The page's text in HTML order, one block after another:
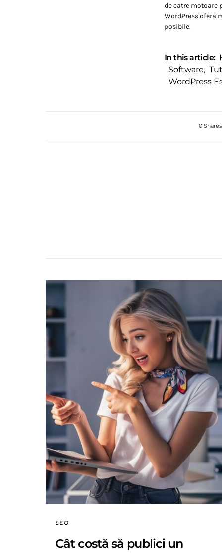
de catre motoare
WordPress ofera
posibile.
In this article:
Software,
WordPress
0 Shares
SEO
Cât costă să publici un